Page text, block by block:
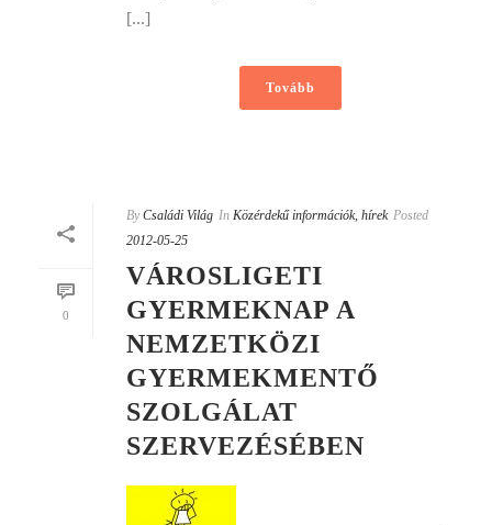
[...]
Tovább
0
By Családi Világ In Közérdekű információk, hírek Posted
2012-05-25
VÁROSLIGETI
GYERMEKNAP A
NEMZETKÖZI
GYERMEKMENTŐ
SZOLGÁLAT
SZERVEZÉSÉBEN